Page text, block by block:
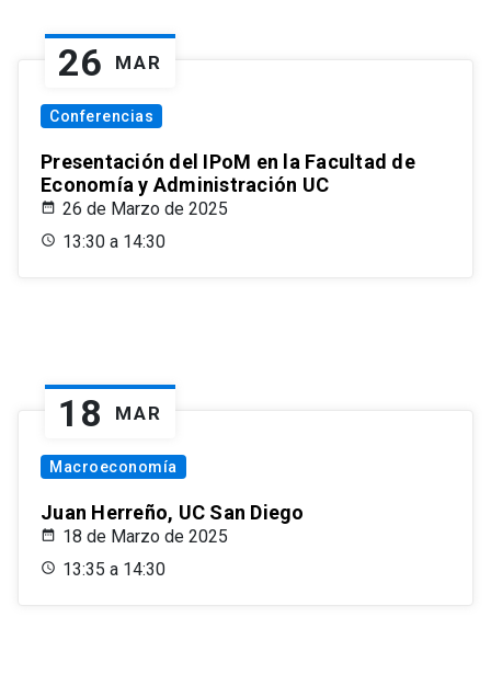
26 MAR
Conferencias
Presentación del IPoM en la Facultad de
Economía y Administración UC
26 de Marzo de 2025
13:30 a 14:30
18 MAR
Macroeconomía
Juan Herreño, UC San Diego
18 de Marzo de 2025
13:35 a 14:30